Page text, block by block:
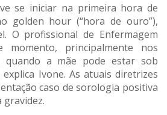
se iniciar na primeira hora de
golden hour (“hora de ouro”),
O profissional de Enfermagem
momento, principalmente nos
quando a mãe pode estar sob
Ivone. As atuais diretrizes
caso de sorologia positiva
gravidez.